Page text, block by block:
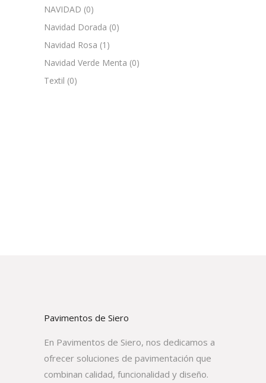
NAVIDAD (0)
Navidad Dorada (0)
Navidad Rosa (1)
Navidad Verde Menta (0)
Textil (0)
Pavimentos de Siero
En Pavimentos de Siero, nos dedicamos a
ofrecer soluciones de pavimentación que
combinan calidad, funcionalidad y diseño.